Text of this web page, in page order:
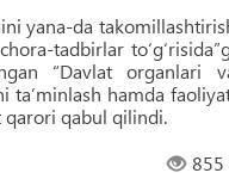
yana-da
tadbirlar
“Davlat organlari
taʼminlash hamda
qarori qabul qilindi.
855